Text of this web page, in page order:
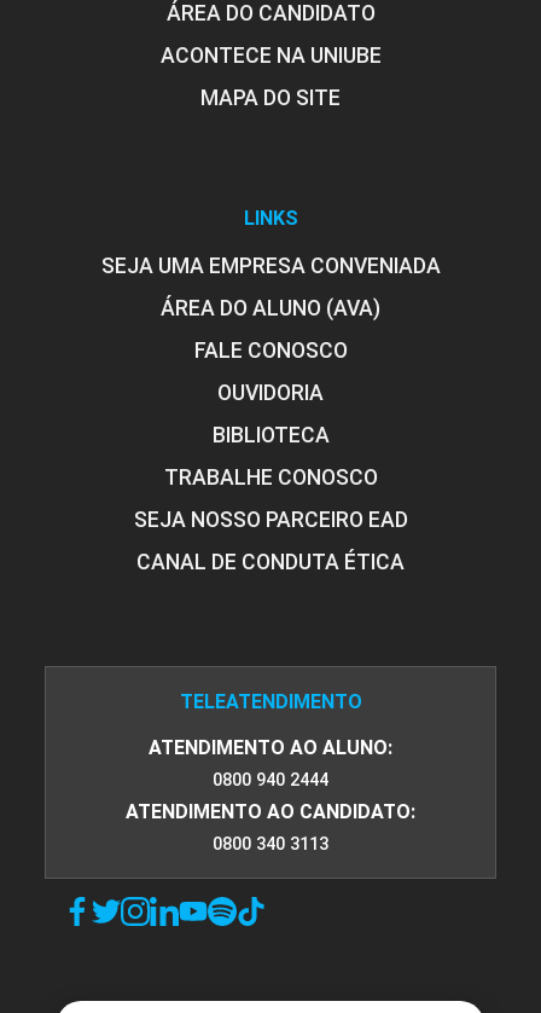
ÁREA DO CANDIDATO
ACONTECE NA UNIUBE
MAPA DO SITE
LINKS
SEJA UMA EMPRESA CONVENIADA
ÁREA DO ALUNO (AVA)
FALE CONOSCO
OUVIDORIA
BIBLIOTECA
TRABALHE CONOSCO
SEJA NOSSO PARCEIRO EAD
CANAL DE CONDUTA ÉTICA
TELEATENDIMENTO
ATENDIMENTO AO ALUNO:
0800 940 2444
ATENDIMENTO AO CANDIDATO:
0800 340 3113